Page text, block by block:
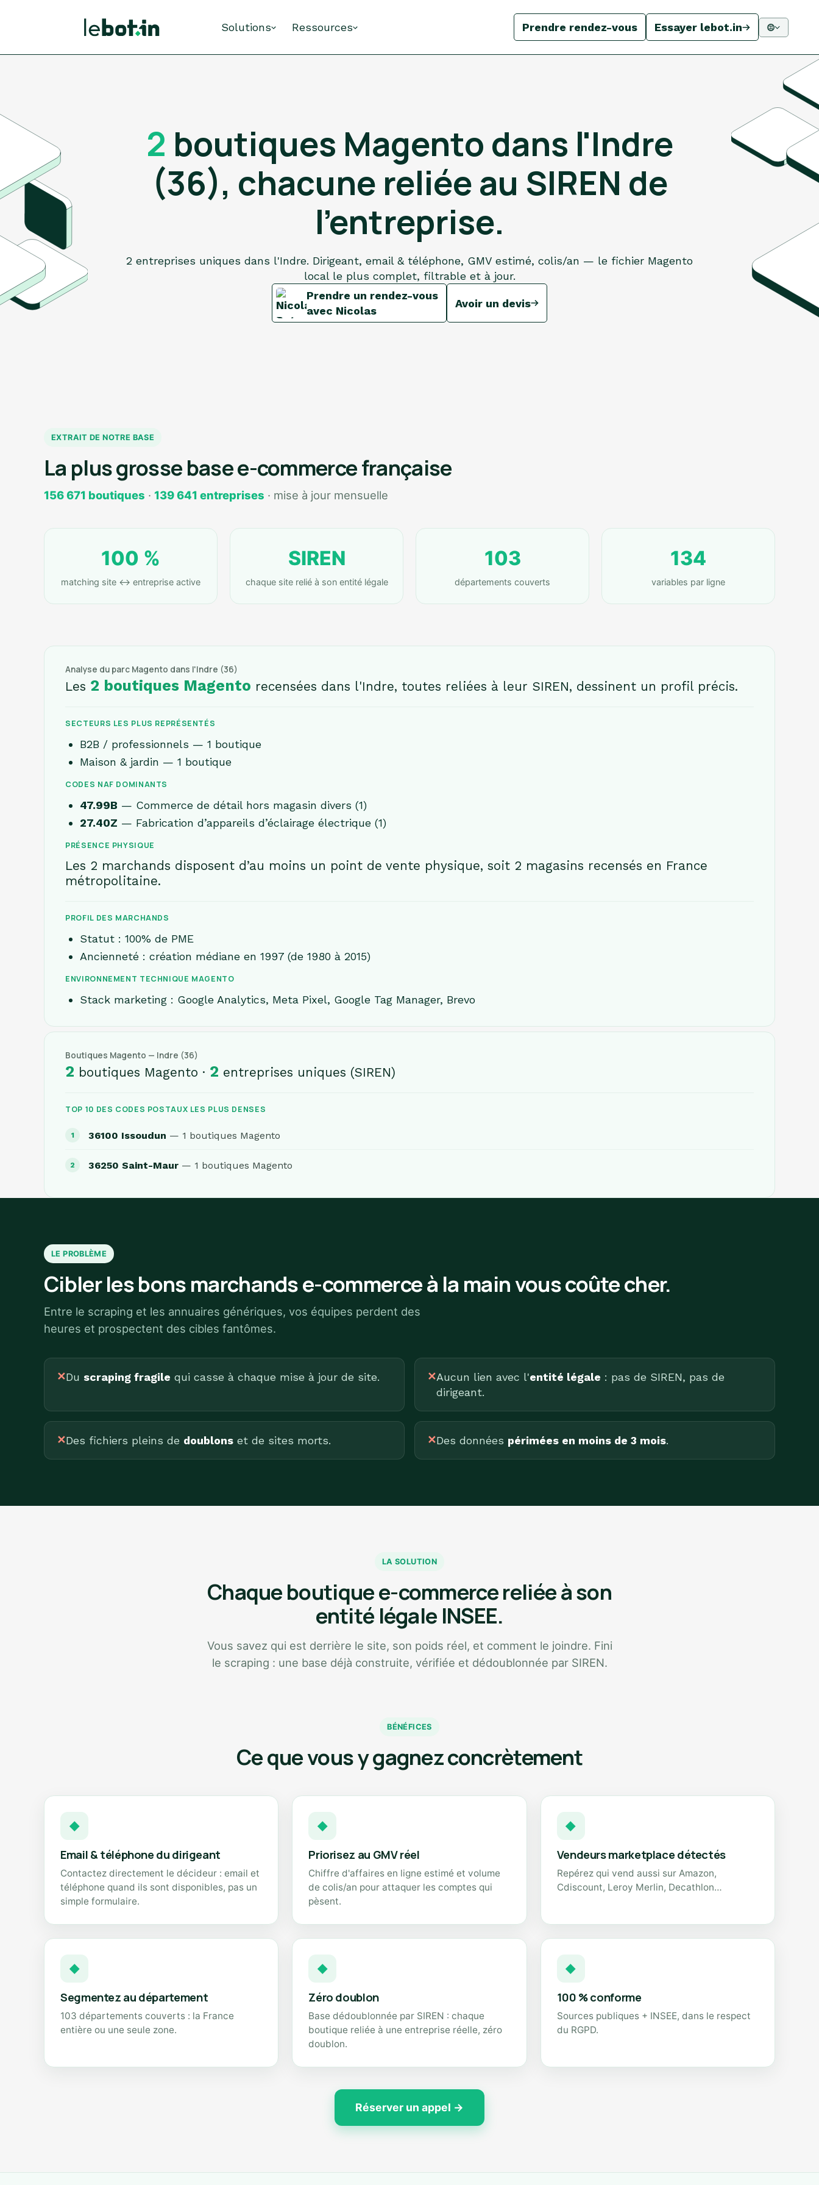
Solutions Ressources Prendre rendez-vous Essayer lebot.in
2 boutiques Magento dans l'Indre
(36), chacune reliée au SIREN de
l'entreprise.
2 entreprises uniques dans l'Indre. Dirigeant, email & téléphone, GMV estimé, colis/an — le fichier Magento
local le plus complet, filtrable et à jour.
Prendre un rendez-vous
avec Nicolas
Avoir un devis
EXTRAIT DE NOTRE BASE
La plus grosse base e-commerce française
156 671 boutiques · 139 641 entreprises · mise à jour mensuelle
100 %
matching site ↔ entreprise active
SIREN
chaque site relié à son entité légale
103
départements couverts
134
variables par ligne
Analyse du parc Magento dans l'Indre (36)
Les 2 boutiques Magento recensées dans l'Indre, toutes reliées à leur SIREN, dessinent un profil précis.
SECTEURS LES PLUS REPRÉSENTÉS
B2B / professionnels — 1 boutique
Maison & jardin — 1 boutique
CODES NAF DOMINANTS
47.99B — Commerce de détail hors magasin divers (1)
27.40Z — Fabrication d’appareils d’éclairage électrique (1)
PRÉSENCE PHYSIQUE
Les 2 marchands disposent d’au moins un point de vente physique, soit 2 magasins recensés en France
métropolitaine.
PROFIL DES MARCHANDS
Statut : 100% de PME
Ancienneté : création médiane en 1997 (de 1980 à 2015)
ENVIRONNEMENT TECHNIQUE MAGENTO
Stack marketing : Google Analytics, Meta Pixel, Google Tag Manager, Brevo
Boutiques Magento — Indre (36)
2 boutiques Magento · 2 entreprises uniques (SIREN)
TOP 10 DES CODES POSTAUX LES PLUS DENSES
36100 Issoudun — 1 boutiques Magento
36250 Saint-Maur — 1 boutiques Magento
LE PROBLÈME
Cibler les bons marchands e-commerce à la main vous coûte cher.
Entre le scraping et les annuaires génériques, vos équipes perdent des
heures et prospectent des cibles fantômes.
✕Du scraping fragile qui casse à chaque mise à jour de site. ✕Aucun lien avec l'entité légale : pas de SIREN, pas de
dirigeant.
✕Des fichiers pleins de doublons et de sites morts. ✕Des données périmées en moins de 3 mois.
LA SOLUTION
Chaque boutique e-commerce reliée à son
entité légale INSEE.
Vous savez qui est derrière le site, son poids réel, et comment le joindre. Fini
le scraping : une base déjà construite, vérifiée et dédoublonnée par SIREN.
BÉNÉFICES
Ce que vous y gagnez concrètement
◆
Email & téléphone du dirigeant
Contactez directement le décideur : email et
téléphone quand ils sont disponibles, pas un
simple formulaire.
◆
Priorisez au GMV réel
Chiffre d'affaires en ligne estimé et volume
de colis/an pour attaquer les comptes qui
pèsent.
◆
Vendeurs marketplace détectés
Repérez qui vend aussi sur Amazon,
Cdiscount, Leroy Merlin, Decathlon…
◆
Segmentez au département
103 départements couverts : la France
entière ou une seule zone.
◆
Zéro doublon
Base dédoublonnée par SIREN : chaque
boutique reliée à une entreprise réelle, zéro
doublon.
◆
100 % conforme
Sources publiques + INSEE, dans le respect
du RGPD.
Réserver un appel →